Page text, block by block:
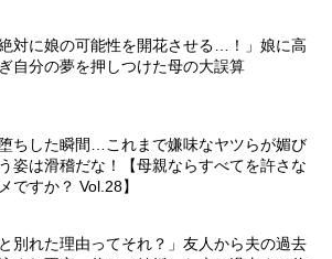
絶対に娘の可能性を開花させる…！」娘に高
自分の夢を押しつけた母の大誤算
ちした瞬間…これまで嫌味なヤツらが媚び
姿は滑稽だな！【母親ならすべてを許さな
ですか？ Vol.28】
と別れた理由ってそれ？」友人から夫の過去